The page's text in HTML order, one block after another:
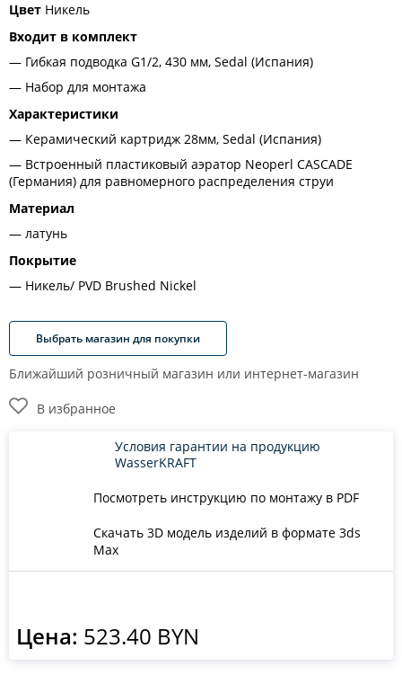
Цвет Никель
Входит в комплект
Гибкая подводка G1/2, 430 мм, Sedal (Испания)
Набор для монтажа
Характеристики
Керамический картридж 28мм, Sedal (Испания)
Встроенный пластиковый аэратор Neoperl CASCADE
(Германия) для равномерного распределения струи
Материал
латунь
Покрытие
Никель/ PVD Brushed Nickel
Выбрать магазин для покупки
Ближайший розничный магазин или интернет-магазин
В избранное
Посмотреть инструкцию по монтажу в PDF
Скачать 3D модель изделий в формате 3ds
Max
Условия гарантии на продукцию
WasserKRAFT
Цена: 523.40 BYN